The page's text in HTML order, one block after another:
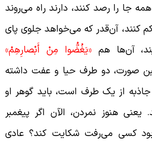
جا را رصد کنند، دارند راه می‌روند
کنند، آن‌‌قدر که می‌خواهد جلوی پای
آن‌ها هم «يَغُضُّوا مِنْ أَبْصارِهِمْ»
صورت، دو طرف حیا و عفت داشته
از یک طرف است، باید گوهر او
هنوز نمردن، الآن اگر پیغمبر
کسی می‌رفت شکایت کند؟ عادی